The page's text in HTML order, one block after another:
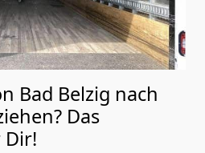
Bad Belzig nach
Das